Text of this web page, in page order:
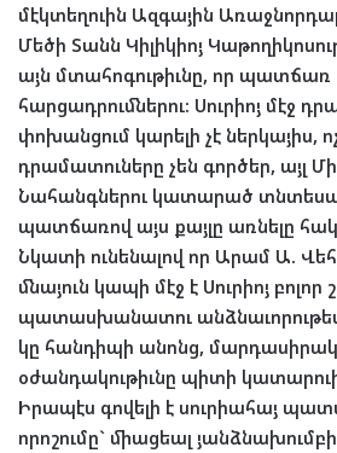
մէկտեղուին Ազգային
Մեծի Տանն Կիլիկիոյ
այն մտահոգութիւնը, որ պատճառ
հարցադրումներու: Սուրիոյ մէջ
փոխանցում կարելի չէ ներկայիս,
դրամատուները չեն գործեր, այլ
Նահանգներու կատարած
պատճառով այս քայլը առնելը
Նկատի ունենալով որ Արամ Ա.
մնայուն կապի մէջ է Սուրիոյ բոլոր
պատասխանատու
կը հանդիպի անոնց,
օժանդակութիւնը պիտի
Իրապէս գովելի է սուրիահայ
որոշումը` միացեալ յանձնախումբի